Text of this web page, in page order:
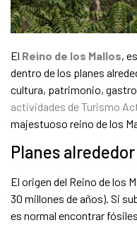
El Reino de los Mallos,
dentro de los planes
cultura, patrimonio,
actividades de Turismo
majestuoso reino de los
Planes
El origen del Reino de los
30 millones de años). Si
es normal encontrar